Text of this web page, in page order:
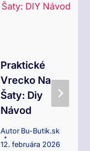
Praktické
Vrecko Na
Šaty: Diy
Návod
Autor Bu-Butik.sk
12. februára 2026